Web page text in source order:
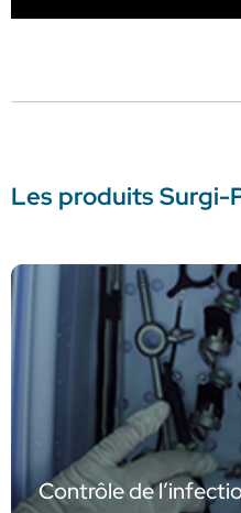
Les produits Surgi-
Contrôle de